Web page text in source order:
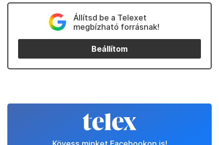
Állítsd be a Telexet
megbízható forrásnak!
Beállítom